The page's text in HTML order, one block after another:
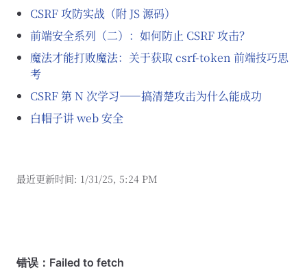
CSRF 攻防实战（附 JS 源码）
前端安全系列（二）：如何防止 CSRF 攻击？
魔法才能打败魔法：关于获取 csrf-token 前端技巧思
考
CSRF 第 N 次学习——搞清楚攻击为什么能成功
白帽子讲 web 安全
最近更新时间: 1/31/25, 5:24 PM